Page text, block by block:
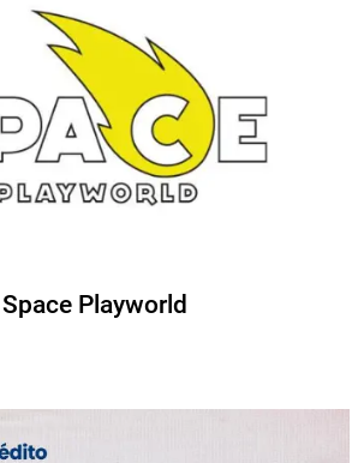
Space Playworld